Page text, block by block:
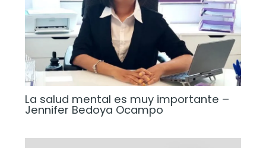
La salud mental es muy importante –
Jennifer Bedoya Ocampo